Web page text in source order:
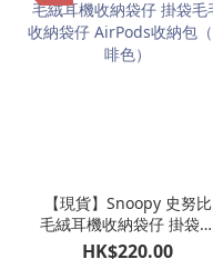
【現貨】Snoopy 史努比
毛絨耳機收納袋仔 掛袋毛
毛收納袋仔 AirPods收納
包（淺啡色）
HK$220.00